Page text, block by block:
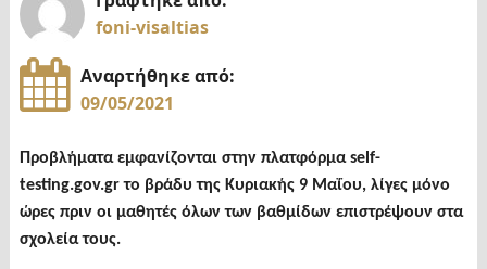
foni-visaltias
Αναρτήθηκε από:
09/05/2021
Προβλήματα εμφανίζονται στην πλατφόρμα self-
testing.gov.gr το βράδυ της Κυριακής 9 Μαΐου, λίγες μόνο
ώρες πριν οι μαθητές όλων των βαθμίδων επιστρέψουν στα
σχολεία τους.